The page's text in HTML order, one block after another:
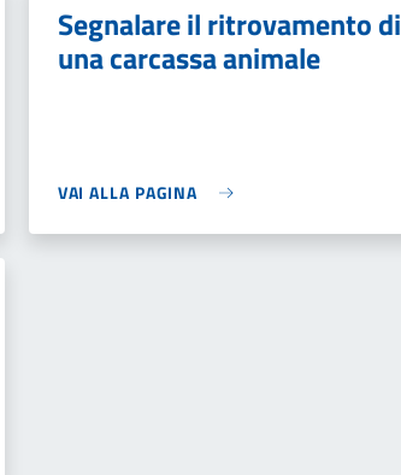
Segnalare il ritrovamento di
una carcassa animale
VAI ALLA PAGINA